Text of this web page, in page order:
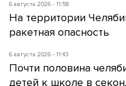
6 августа 2026 - 11:58
На территории
ракетная опасность
6 августа 2026 - 11:43
Почти половина
детей к школе в